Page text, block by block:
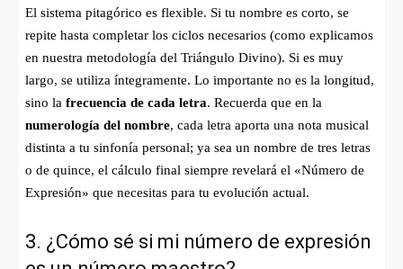
El sistema pitagórico es flexible. Si tu nombre es corto, se
repite hasta completar los ciclos necesarios (como explicamos
en nuestra metodología del Triángulo Divino). Si es muy
largo, se utiliza íntegramente. Lo importante no es la longitud,
sino la frecuencia de cada letra. Recuerda que en la
numerología del nombre, cada letra aporta una nota musical
distinta a tu sinfonía personal; ya sea un nombre de tres letras
o de quince, el cálculo final siempre revelará el «Número de
Expresión» que necesitas para tu evolución actual.
3. ¿Cómo sé si mi número de expresión